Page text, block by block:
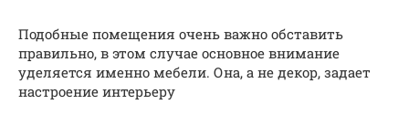
Подобные помещения очень важно обставить
правильно, в этом случае основное внимание
уделяется именно мебели. Она, а не декор, задает
настроение интерьеру